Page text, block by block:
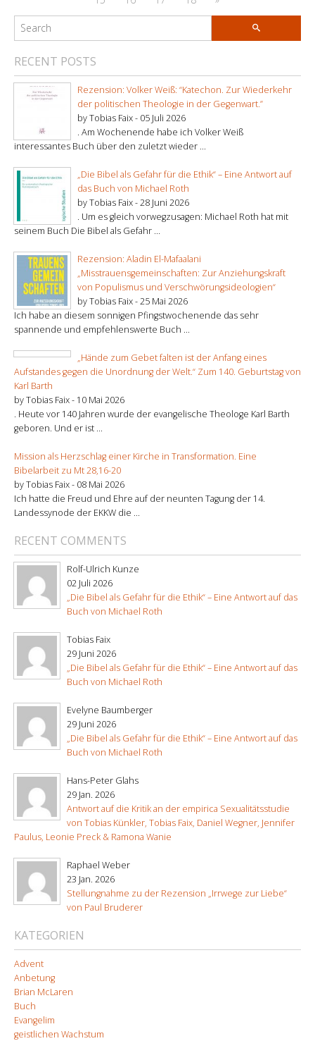
RECENT POSTS
Rezension: Volker Weiß: “Katechon. Zur Wiederkehr
der politischen Theologie in der Gegenwart.”
by Tobias Faix - 05 Juli 2026
. Am Wochenende habe ich Volker Weiß
interessantes Buch über den zuletzt wieder ...
„Die Bibel als Gefahr für die Ethik“ – Eine Antwort auf
das Buch von Michael Roth
by Tobias Faix -28 Juni 2026
. Um es gleich vorwegzusagen: Michael Roth hat mit
seinem Buch Die Bibel als Gefahr ...
Rezension: Aladin El-Mafaalani
„Misstrauensgemeinschaften: Zur Anziehungskraft
von Populismus und Verschwörungsideologien“
by Tobias Faix -25 Mai 2026
Ich habe an diesem sonnigen Pfingstwochenende das sehr
spannende und empfehlenswerte Buch ...
„Hände zum Gebet falten ist der Anfang eines
Aufstandes gegen die Unordnung der Welt.“ Zum 140. Geburtstag von
Karl Barth
by Tobias Faix - 10 Mai 2026
. Heute vor 140 Jahren wurde der evangelische Theologe Karl Barth
geboren. Und er ist ...
Mission als Herzschlag einer Kirche in Transformation. Eine
Bibelarbeit zu Mt 28,16-20
by Tobias Faix - 08 Mai 2026
Ich hatte die Freud und Ehre auf der neunten Tagung der 14.
Landessynode der EKKW die ...
RECENT COMMENTS
Rolf-Ulrich Kunze
02 Juli 2026
„Die Bibel als Gefahr für die Ethik“ – Eine Antwort auf das
Buch von Michael Roth
Tobias Faix
29 Juni 2026
„Die Bibel als Gefahr für die Ethik“ – Eine Antwort auf das
Buch von Michael Roth
Evelyne Baumberger
29 Juni 2026
„Die Bibel als Gefahr für die Ethik“ – Eine Antwort auf das
Buch von Michael Roth
Hans-Peter Glahs
29 Jan. 2026
Antwort auf die Kritik an der empirica Sexualitätsstudie
von Tobias Künkler, Tobias Faix, Daniel Wegner, Jennifer
Paulus, Leonie Preck & Ramona Wanie
Raphael Weber
23 Jan. 2026
Stellungnahme zu der Rezension „Irrwege zur Liebe“
von Paul Bruderer
KATEGORIEN
Advent
Anbetung
Brian McLaren
Buch
Evangelim
geistlichen Wachstum